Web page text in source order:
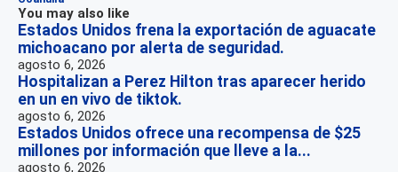
You may also like
Estados Unidos frena la exportación de aguacate
michoacano por alerta de seguridad.
agosto 6, 2026
Hospitalizan a Perez Hilton tras aparecer herido
en un en vivo de tiktok.
agosto 6, 2026
Estados Unidos ofrece una recompensa de $25
millones por información que lleve a la...
agosto 6, 2026